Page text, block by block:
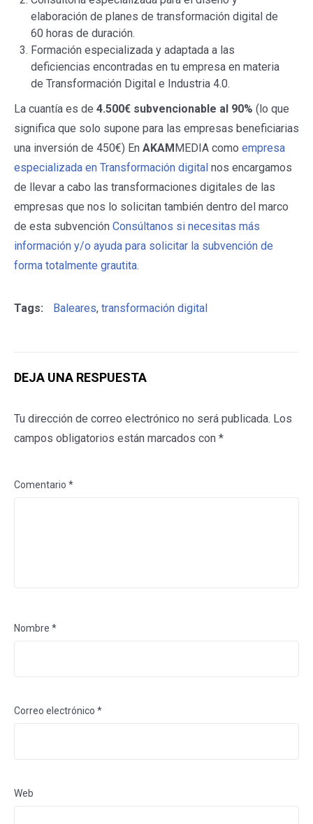
elaboración de planes de transformación digital de
60 horas de duración.
Formación especializada y adaptada a las
deficiencias encontradas en tu empresa en materia
de Transformación Digital e Industria 4.0.
La cuantía es de 4.500€ subvencionable al 90% (lo que
significa que solo supone para las empresas beneficiarias
una inversión de 450€) En AKAM MEDIA como empresa
especializada en Transformación digital nos encargamos
de llevar a cabo las transformaciones digitales de las
empresas que nos lo solicitan también dentro del marco
de esta subvención Consúltanos si necesitas más
información y/o ayuda para solicitar la subvención de
forma totalmente grautita.
Tags: Baleares, transformación digital
DEJA UNA RESPUESTA
Tu dirección de correo electrónico no será publicada. Los
campos obligatorios están marcados con *
Comentario *
Nombre *
Correo electrónico *
Web